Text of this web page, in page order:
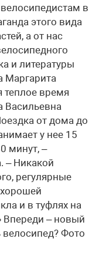
в
этого вида
а от нас
и литературы
Маргарита
теплое время
Васильевна
от дома до
у нее 15
минут, –
– Никакой
регулярные
и в туфлях на
Впереди – новый
Фото